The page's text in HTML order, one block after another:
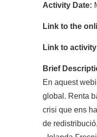
Activity Date:
Link to the
Link to
Brief
En aquest
global. Renta
crisi que ens
de